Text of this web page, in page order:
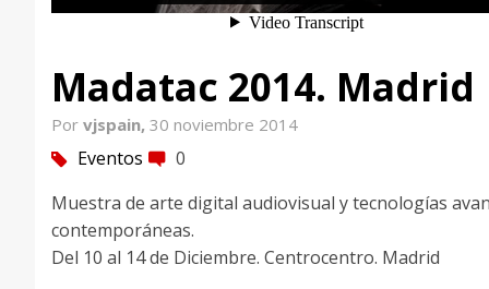
Madatac 2014. Madrid
Por vjspain, 30 noviembre 2014
tag Eventos comment 0
Muestra de arte digital audiovisual y tecnologías
contemporáneas.
Del 10 al 14 de Diciembre. Centrocentro. Madrid